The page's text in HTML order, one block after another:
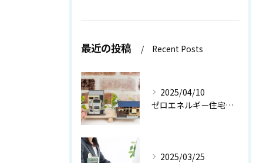
最近の投稿 Recent Posts
2025/04/10
ゼロエネルギー住宅の真のメリット【世田谷区 不動産売却】
2025/03/25